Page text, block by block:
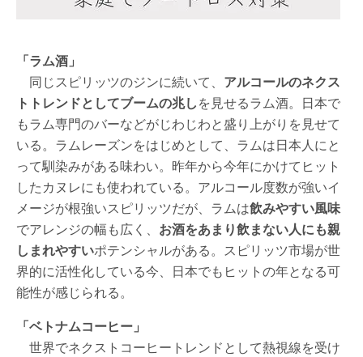
「ラム酒」
同じスピリッツのジンに続いて、 アルコールのネクス
トトレンドとしてブームの兆し を見せるラム酒。日本で
もラム専門のバーなどがじわじわと盛り上がりを見せて
いる。ラムレーズンをはじめとして、ラムは日本人にと
って馴染みがある味わい。昨年から今年にかけてヒット
したカヌレにも使われている。アルコール度数が強いイ
メージが根強いスピリッツだが、ラムは飲みやすい風味
でアレンジの幅も広く、 お酒をあまり飲まない人にも親
しまれやすいポテンシャルがある。スピリッツ市場が世
界的に活性化している今、日本でもヒットの年となる可
能性が感じられる。
「ベトナムコーヒー」
世界でネクストコーヒートレンドとして熱視線を受け